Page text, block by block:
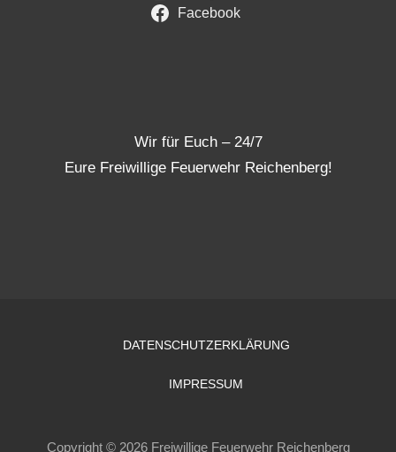
Facebook
Wir für Euch – 24/7
Eure Freiwillige Feuerwehr Reichenberg!
DATENSCHUTZERKLÄRUNG
IMPRESSUM
Copyright © 2026 Freiwillige Feuerwehr Reichenberg